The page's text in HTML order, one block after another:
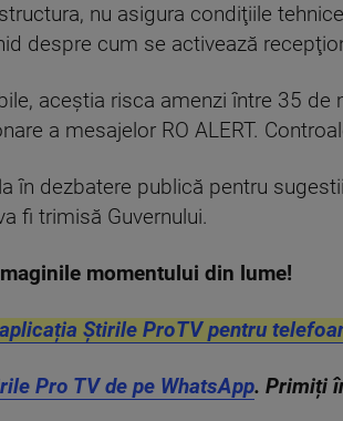
nu asigura condiţiile
despre cum se activează
aceştia risca amenzi între 35
a mesajelor RO ALERT.
în dezbatere publică pentru
fi trimisă Guvernului.
momentului din lume!
Știrile ProTV pentru
Pro TV de pe WhatsApp. Primiți